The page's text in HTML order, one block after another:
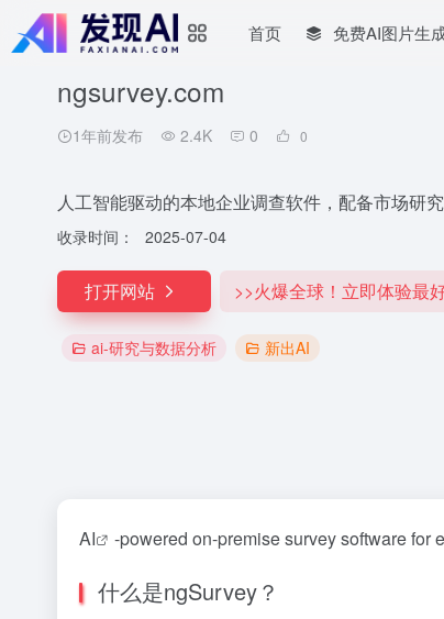
首页 免费AI图片生
ngsurvey.com
1年前发布 2.4K 0 0
人工智能驱动的本地企业调查软件，配备市场研究
收录时间： 2025-07-04
打开网站 >>火爆全球！立即体验最
ai-研究与数据分析 新出AI
AI -powered on-premise survey software for
什么是ngSurvey？